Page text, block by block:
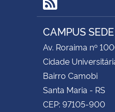
RSS
CAMPUS SEDE
Av. Roraima nº
Cidade
Bairro Camobi
Santa Maria - RS
CEP: 97105-900